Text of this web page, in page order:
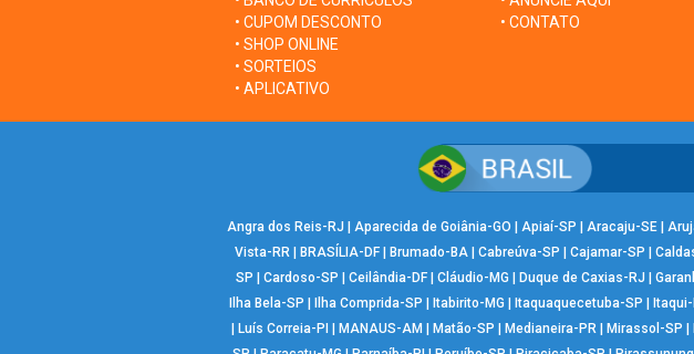
• CUPOM DESCONTO
• SHOP ONLINE
• SORTEIOS
• APLICATIVO
• CONTATO
Angra dos Reis-RJ | Aparecida de Goiânia-GO | Apiaí-SP | Aracaju-SE|
Vista-RR | BRASÍLIA-DF| Brumado-BA| Cabreúva-SP | Cajamar-SP |
SP | Cardoso-SP | Ceilândia-DF | Cláudio-MG | Duque de Caxias-RJ |
Ilha Bela-SP | Ilha Comprida-SP | Itabirito-MG | Itaquaquecetuba-SP | Itaqui-
| Luís Correia-PI | MANAUS-AM | Matão-SP | Medianeira-PR | Mirassol-SP |